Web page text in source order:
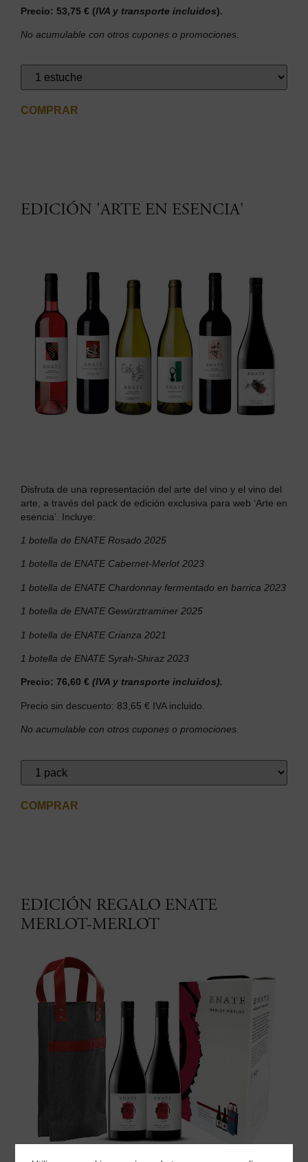
Precio: 53,75 € (IVA y transporte incluidos).
No acumulable con otros cupones o promociones.
COMPRAR
EDICIÓN 'ARTE EN ESENCIA'
Disfruta de una representación del arte del vino y el vino del
arte, a través del pack de edición exclusiva para web ‘Arte en
esencia’. Incluye:
1 botella de ENATE Rosado 2025
1 botella de ENATE Cabernet-Merlot 2023
1 botella de ENATE Chardonnay fermentado en barrica 2023
1 botella de ENATE Gewürztraminer 2025
1 botella de ENATE Crianza 2021
1 botella de ENATE Syrah-Shiraz 2023
Precio: 76,60 € (IVA y transporte incluidos).
Precio sin descuento: 83,65 € IVA incluido.
No acumulable con otros cupones o promociones.
COMPRAR
EDICIÓN REGALO ENATE
MERLOT-MERLOT